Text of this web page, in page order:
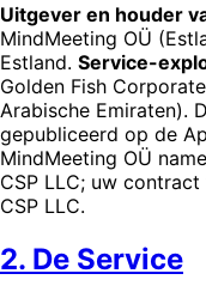
Uitgever en houder
MindMeeting OÜ
Estland. Service-
Golden Fish
Arabische Emiraten).
gepubliceerd op de
MindMeeting OÜ
CSP LLC; uw
CSP LLC.
2. De Service